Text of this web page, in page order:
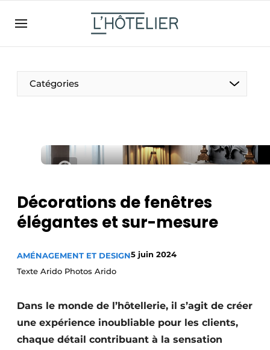
BE
EN
NL
EN
Catégories
Durable & Circulaire
Nettoyage & Entretien
Décorations de fenêtres
élégantes et sur-mesure
AMÉNAGEMENT ET DESIGN5 juin 2024
Texte Arido Photos Arido
Dans le monde de l’hôtellerie, il s’agit de créer
une expérience inoubliable pour les clients,
chaque détail contribuant à la sensation